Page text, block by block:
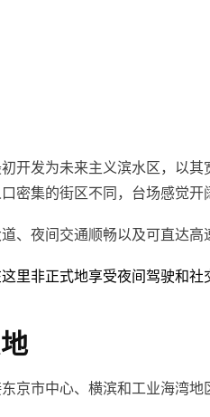
开发为未来主义滨水区，以
密集的街区不同，台场感觉开
、夜间交通顺畅以及可直达高
里非正式地享受夜间驾驶和社
京市中心、横滨和工业海湾